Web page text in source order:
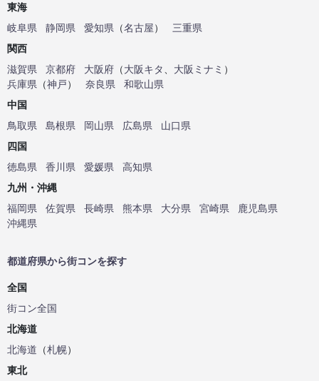
東海
岐阜県
静岡県 愛知県 （名古屋）
三重県
関西
滋賀県
京都府 大阪府 （大阪キタ、 大阪ミナミ ）
兵庫県 （神戸） 奈良県
和歌山県
中国
鳥取県
島根県 岡山県 広島県
山口県
四国
徳島県
香川県 愛媛県
高知県
九州・沖縄
福岡県
佐賀県 長崎県 熊本県 大分県 宮崎県
鹿児島県
沖縄県
都道府県から街コンを探す
全国
街コン全国
北海道
北海道 （札幌）
東北